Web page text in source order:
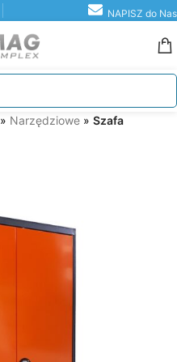
NAPISZ do Nas
» Narzędziowe » Szafa